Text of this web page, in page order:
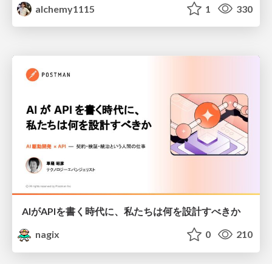
alchemy1115
1 330
AIがAPIを書く時代に、私たちは何を設計すべきか
nagix
0 210